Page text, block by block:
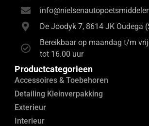
De Joodyk 7, 8614 JK Oudega
Bereikbaar op maandag t/m
tot 16.00 uur
Productcategorieen
Accessoires & Toebehoren
Detailing Kleinverpakking
Exterieur
Interieur